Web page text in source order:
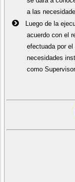
a las
Luego de la
acuerdo con el
efectuada por
necesidades
como